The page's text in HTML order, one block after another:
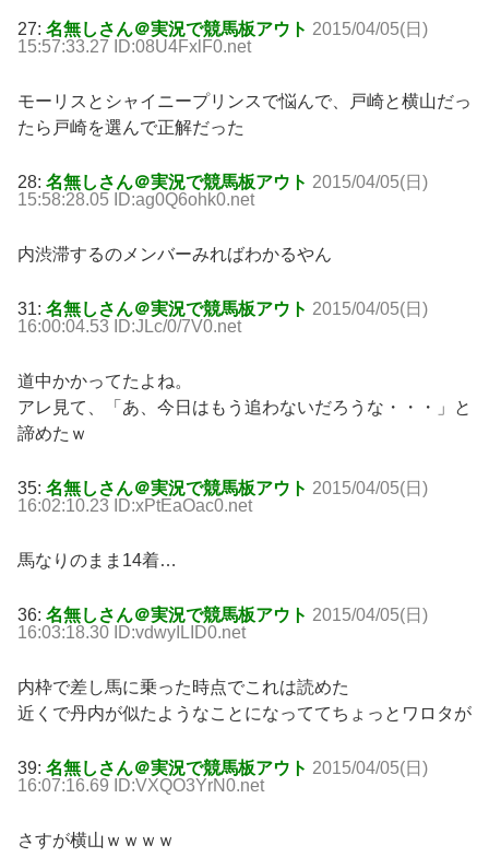
27: 名無しさん＠実況で競馬板アウト 2015/04/05(日)
15:57:33.27 ID:08U4FxlF0.net
モーリスとシャイニープリンスで悩んで、戸崎と横山だっ
たら戸崎を選んで正解だった
28: 名無しさん＠実況で競馬板アウト 2015/04/05(日)
15:58:28.05 ID:ag0Q6ohk0.net
内渋滞するのメンバーみればわかるやん
31: 名無しさん＠実況で競馬板アウト 2015/04/05(日)
16:00:04.53 ID:JLc/0/7V0.net
道中かかってたよね。
アレ見て、「あ、今日はもう追わないだろうな・・・」と
諦めたｗ
35: 名無しさん＠実況で競馬板アウト 2015/04/05(日)
16:02:10.23 ID:xPtEaOac0.net
馬なりのまま14着…
36: 名無しさん＠実況で競馬板アウト 2015/04/05(日)
16:03:18.30 ID:vdwyILID0.net
内枠で差し馬に乗った時点でこれは読めた
近くで丹内が似たようなことになっててちょっとワロタが
39: 名無しさん＠実況で競馬板アウト 2015/04/05(日)
16:07:16.69 ID:VXQO3YrN0.net
さすが横山ｗｗｗｗ